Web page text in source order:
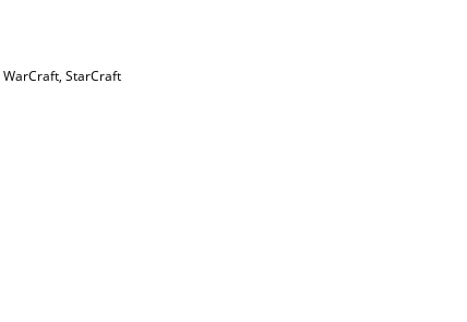
WarСraft, StarCraft